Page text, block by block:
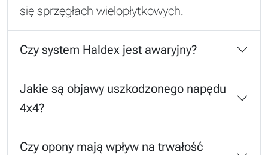
się sprzęgłach wielopłytkowych.
Czy system Haldex jest awaryjny?
Jakie są objawy uszkodzonego napędu
4x4?
Czy opony mają wpływ na trwałość